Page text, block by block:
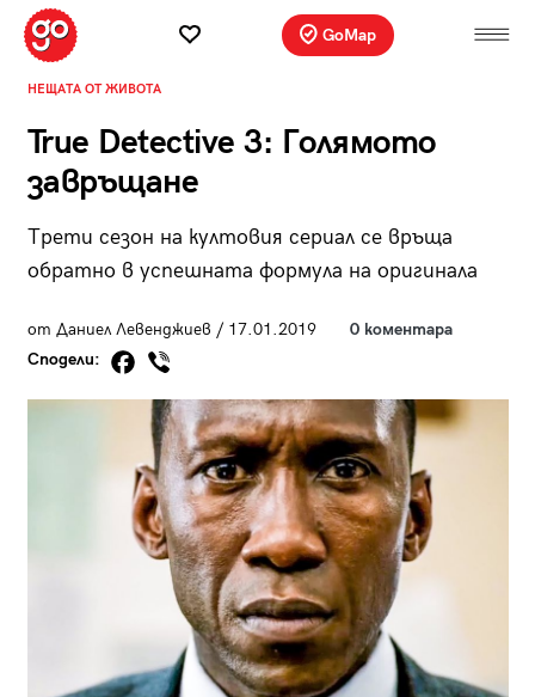
GoMap
НЕЩАТА ОТ ЖИВОТА
True Detective 3: Голямото
завръщане
Трети сезон на култовия сериал се връща
обратно в успешната формула на оригинала
от Даниел Левенджиев / 17.01.2019
0 коментара
Сподели: